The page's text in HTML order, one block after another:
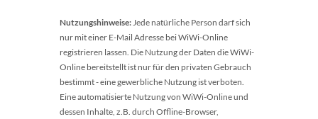
Nutzungshinweise: Jede natürliche Person darf sich
nur mit einer E-Mail Adresse bei WiWi-Online
registrieren lassen. Die Nutzung der Daten die WiWi-
Online bereitstellt ist nur für den privaten Gebrauch
bestimmt - eine gewerbliche Nutzung ist verboten.
Eine automatisierte Nutzung von WiWi-Online und
dessen Inhalte, z.B. durch Offline-Browser,